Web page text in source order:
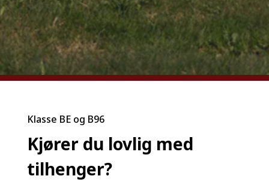
Klasse BE og B96
Kjører du lovlig med
tilhenger?